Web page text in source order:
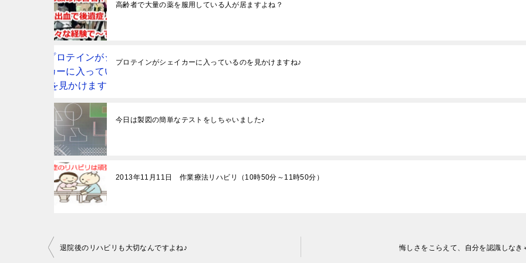
高齢者で大量の薬を服用している人が居ますよね？
プロテインがシェイカーに入っているのを見かけますね♪
今日は製図の簡単なテストをしちゃいました♪
2013年11月11日 作業療法リハビリ（10時50分～11時50分）
投退院後のリハビリも大切なんですよね♪ 悔しさをこらえて、自分を認識しなき